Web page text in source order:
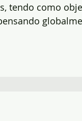
tendo como